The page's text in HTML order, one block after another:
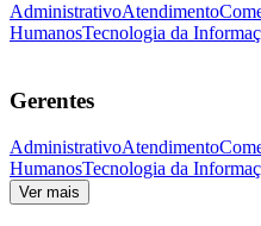
AdministrativoAtendimento
HumanosTecnologia da
Gerentes
AdministrativoAtendimento
HumanosTecnologia da
Ver mais